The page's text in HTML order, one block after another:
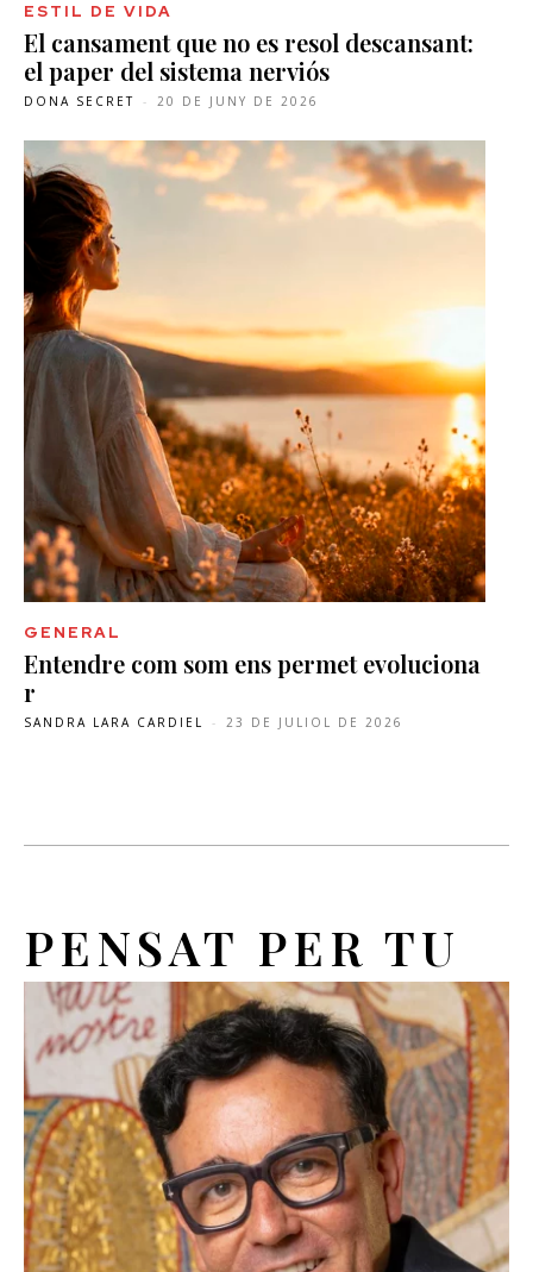
ESTIL DE VIDA
El cansament que no es resol descansant:
el paper del sistema nerviós
DONA SECRET - 20 DE JUNY DE 2026
GENERAL
Entendre com som ens permet evoluciona
r
SANDRA LARA CARDIEL - 23 DE JULIOL DE 2026
PENSAT PER TU